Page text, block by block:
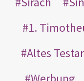
1.
Altes